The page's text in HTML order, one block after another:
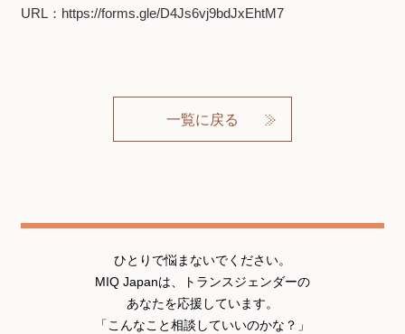
URL： https://forms.gle/D4Js6vj9bdJxEhtM7
一覧に戻る
ひとりで悩まないでください。
MIQ Japanは、トランスジェンダーの
あなたを応援しています。
「こんなこと相談していいのかな？」